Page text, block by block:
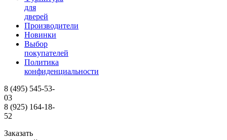
для
дверей
Производители
Новинки
Выбор
покупателей
Политика
конфиденциальности
8 (495) 545-53-
03
8 (925) 164-18-
52
Заказать